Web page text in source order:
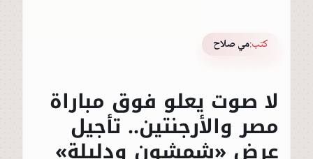
كتب:مي صلاح
لا صوت يعلو فوق مباراة
مصر والأرجنتين.. تأجيل